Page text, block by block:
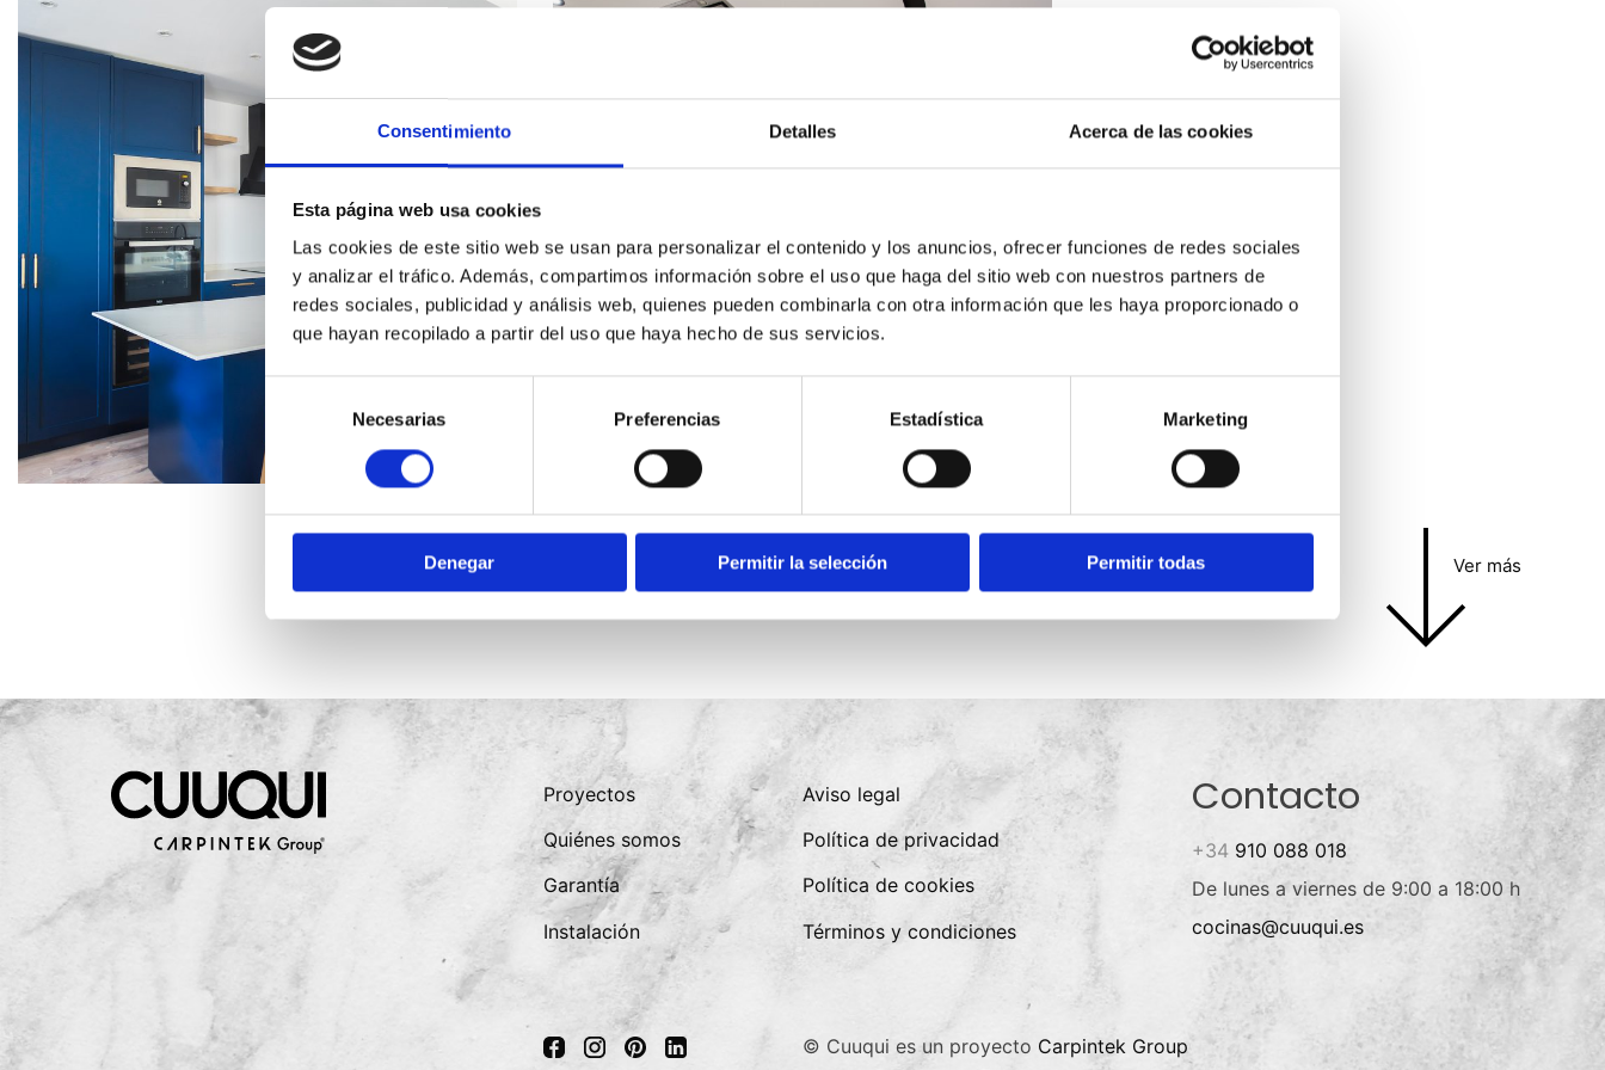
Consentimiento Detalles Acerca de las cookies
Esta página web usa cookies
Las cookies de este sitio web se usan para personalizar el contenido y los anuncios, ofrecer funciones de redes sociales
y analizar el tráfico. Además, compartimos información sobre el uso que haga del sitio web con nuestros partners de
redes sociales, publicidad y análisis web, quienes pueden combinarla con otra información que les haya proporcionado o
que hayan recopilado a partir del uso que haya hecho de sus servicios.
consentimiento
Necesarias Preferencias Estadística Marketing
Denegar Permitir la selección Permitir todas Ver más
Proyectos
Quiénes somos
Garantía
Instalación
Aviso legal
Política de privacidad
Política de cookies
Términos y condiciones
Contacto
+34910 088 018
De lunes a viernes de 9:00 a 18:00 h
cocinas@cuuqui.es
© Cuuqui es un proyecto Carpintek Group